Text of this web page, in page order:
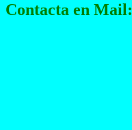
Contacta en Mail: